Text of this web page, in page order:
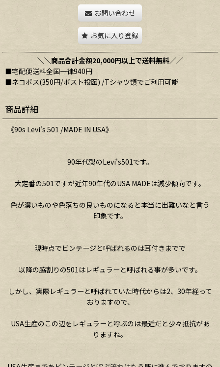
お問い合わせ
お気に入り登録
＼＼商品合計金額20,000円以上で送料無料／／
■宅配便送料全国一律940円
■ネコポス(350円/ポスト投函) /Tシャツ類でご利用可能
商品詳細
《90s Levi's 501 /MADE IN USA》
90年代製のLevi's501です。
大定番の501ですが近年90年代のUSA MADEは減少傾向です。
色が濃いものや色落ちの良いものになると本当に出難いなと言う
印象です。
現時点でビンテージと呼ばれるのは耳付きまでで
以降の脇割りの501はレギュラーと呼ばれる事が多いです。
しかし、実際レギュラーと呼ばれていた時代からは2、30年経って
おりますので、
USA生産のこの辺をレギュラーと呼ぶのは最近だと少々抵抗があ
りますね。